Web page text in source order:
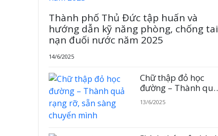
Thành phố Thủ Đức tập huấn và
hướng dẫn kỹ năng phòng, chống tai
nạn đuối nước năm 2025
14/6/2025
Chữ thập đỏ học
đường – Thành quả
rạng rỡ, sẵn sàng
chuyển mình
13/6/2025